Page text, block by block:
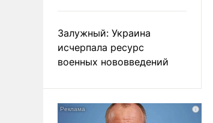
Залужный: Украина
исчерпала ресурс
военных нововведений